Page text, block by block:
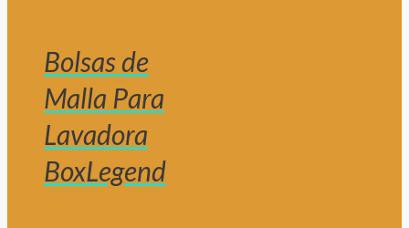
Bolsas de
Malla Para
Lavadora
BoxLegend